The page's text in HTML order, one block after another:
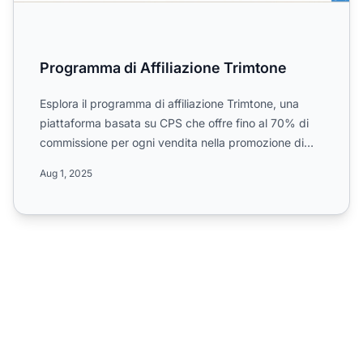
Programma di Affiliazione Trimtone
Esplora il programma di affiliazione Trimtone, una
piattaforma basata su CPS che offre fino al 70% di
commissione per ogni vendita nella promozione di
Aug 1, 2025